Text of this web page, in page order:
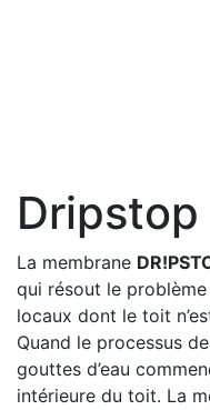
La membrane
qui résout le
locaux dont le toit
Quand le processus
gouttes d’eau
intérieure du toit. La